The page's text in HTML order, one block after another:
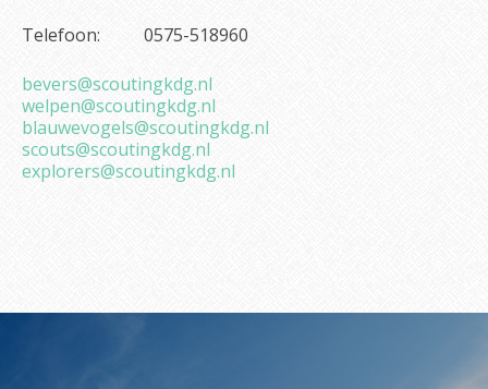
Telefoon: 0575-518960
bevers@scoutingkdg.nl
welpen@scoutingkdg.nl
blauwevogels@scoutingkdg.nl
scouts@scoutingkdg.nl
explorers@scoutingkdg.nl